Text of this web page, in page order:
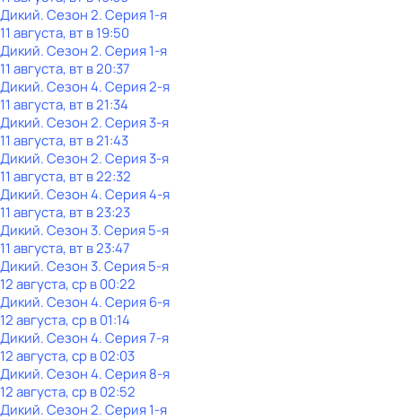
Дикий. Сезон 2. Серия 1-я
11 августа, вт в 19:50
Дикий. Сезон 2. Серия 1-я
11 августа, вт в 20:37
Дикий. Сезон 4. Серия 2-я
11 августа, вт в 21:34
Дикий. Сезон 2. Серия 3-я
11 августа, вт в 21:43
Дикий. Сезон 2. Серия 3-я
11 августа, вт в 22:32
Дикий. Сезон 4. Серия 4-я
11 августа, вт в 23:23
Дикий. Сезон 3. Серия 5-я
11 августа, вт в 23:47
Дикий. Сезон 3. Серия 5-я
12 августа, ср в 00:22
Дикий. Сезон 4. Серия 6-я
12 августа, ср в 01:14
Дикий. Сезон 4. Серия 7-я
12 августа, ср в 02:03
Дикий. Сезон 4. Серия 8-я
12 августа, ср в 02:52
Дикий. Сезон 2. Серия 1-я